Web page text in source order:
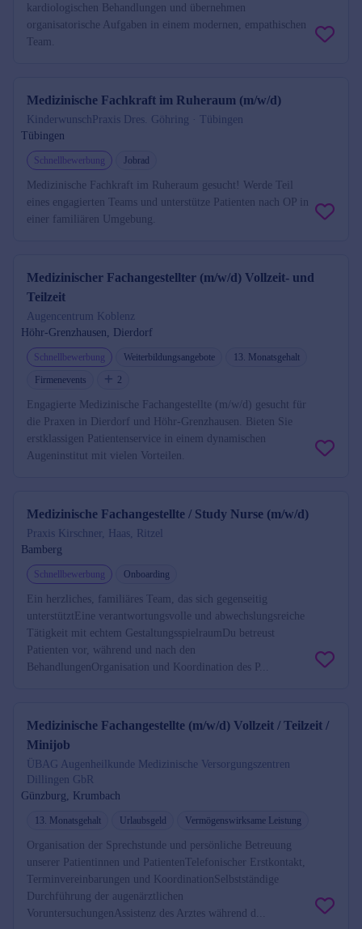
kardiologischen Behandlungen und übernehmen
organisatorische Aufgaben in einem modernen, empathischen
Team.
Medizinische Fachkraft im Ruheraum (m/w/d)
KinderwunschPraxis Dres. Göhring · Tübingen
Tübingen
Schnellbewerbung Jobrad
Medizinische Fachkraft im Ruheraum gesucht! Werde Teil
eines engagierten Teams und unterstütze Patienten nach OP in
einer familiären Umgebung.
Medizinischer Fachangestellter (m/w/d) Vollzeit- und
Teilzeit
Augencentrum Koblenz
Höhr-Grenzhausen, Dierdorf
Schnellbewerbung Weiterbildungsangebote
13. Monatsgehalt
Firmenevents
2
Engagierte Medizinische Fachangestellte (m/w/d) gesucht für
die Praxen in Dierdorf und Höhr-Grenzhausen. Bieten Sie
erstklassigen Patientenservice in einem dynamischen
Augeninstitut mit vielen Vorteilen.
Medizinische Fachangestellte / Study Nurse (m/w/d)
Praxis Kirschner, Haas, Ritzel
Bamberg
Schnellbewerbung Onboarding
Ein herzliches, familiäres Team, das sich gegenseitig
unterstütztEine verantwortungsvolle und abwechslungsreiche
Tätigkeit mit echtem GestaltungsspielraumDu betreust
Patienten vor, während und nach den
BehandlungenOrganisation und Koordination des P...
Medizinische Fachangestellte (m/w/d) Vollzeit / Teilzeit /
Minijob
ÜBAG Augenheilkunde Medizinische Versorgungszentren
Dillingen GbR
Günzburg, Krumbach
13. Monatsgehalt Urlaubsgeld Vermögenswirksame Leistung
Organisation der Sprechstunde und persönliche Betreuung
unserer Patientinnen und PatientenTelefonischer Erstkontakt,
Terminvereinbarungen und KoordinationSelbstständige
Durchführung der augenärztlichen
VoruntersuchungenAssistenz des Arztes während d...